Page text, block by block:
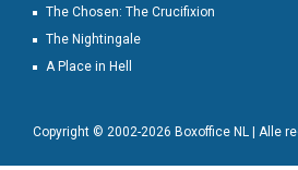
The Chosen: The Crucifixion
The Nightingale
A Place in Hell
Copyright © 2002-2026 Boxoffice NL | Alle